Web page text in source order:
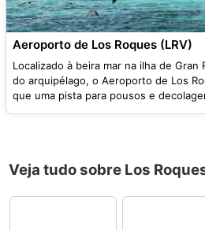
Aeroporto de Los Roques (LRV)
Localizado à beira mar na ilha de Gran
do arquipélago, o Aeroporto de Los
que uma pista para pousos e
Veja tudo sobre Los